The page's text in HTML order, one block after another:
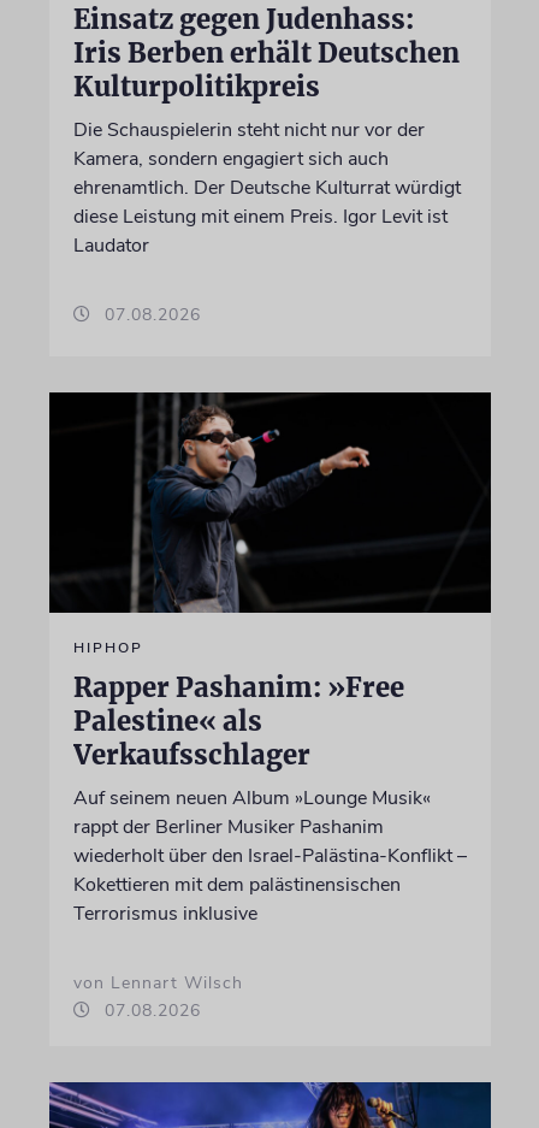
Einsatz gegen Judenhass:
Iris Berben erhält Deutschen
Kulturpolitikpreis
Die Schauspielerin steht nicht nur vor der
Kamera, sondern engagiert sich auch
ehrenamtlich. Der Deutsche Kulturrat würdigt
diese Leistung mit einem Preis. Igor Levit ist
Laudator
07.08.2026
HIPHOP
Rapper Pashanim: »Free
Palestine« als
Verkaufsschlager
Auf seinem neuen Album »Lounge Musik«
rappt der Berliner Musiker Pashanim
wiederholt über den Israel-Palästina-Konflikt –
Kokettieren mit dem palästinensischen
Terrorismus inklusive
von Lennart Wilsch
07.08.2026